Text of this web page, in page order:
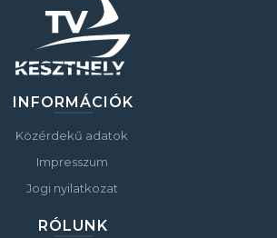
INFORMÁCIÓK
Közérdekű adatok
Impresszum
Jogi nyilatkozat
RÓLUNK